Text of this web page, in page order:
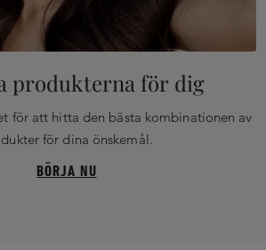
produkterna för dig
för att hitta den bästa kombinationen av
för dina önskemål.
BÖRJA NU